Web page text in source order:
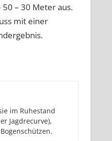
– 30 Meter aus.
mit einer
im Ruhestand
Jagdrecurve),